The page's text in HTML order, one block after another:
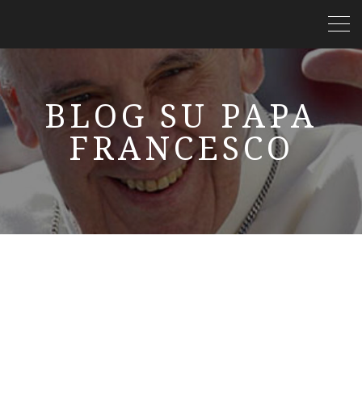
BLOG SU PAPA
FRANCESCO